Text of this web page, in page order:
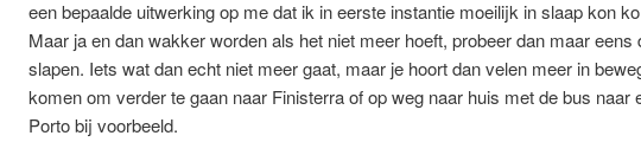
een bepaalde uitwerking op me dat ik in eerste instantie moeilijk in slaap kon
Maar ja en dan wakker worden als het niet meer hoeft, probeer dan maar eens
slapen. Iets wat dan echt niet meer gaat, maar je hoort dan velen meer in
komen om verder te gaan naar Finisterra of op weg naar huis met de bus naar
Porto bij voorbeeld.